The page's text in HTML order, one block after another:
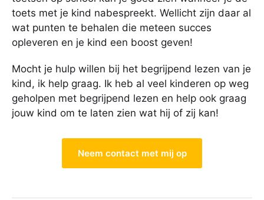
toets met je kind nabespreekt. Wellicht zijn daar al
wat punten te behalen die meteen succes
opleveren en je kind een boost geven!
Mocht je hulp willen bij het begrijpend lezen van je
kind, ik help graag. Ik heb al veel kinderen op weg
geholpen met begrijpend lezen en help ook graag
jouw kind om te laten zien wat hij of zij kan!
Neem contact met mij op